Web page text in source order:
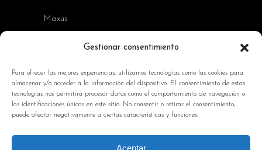
Gestionar consentimiento
Para ofrecer las mejores experiencias, utilizamos tecnologías como las cookies para
almacenar y/o acceder a la información del dispositivo. El consentimiento de estas
tecnologías nos permitirá procesar datos como el comportamiento de navegación o
las identificaciones únicas en este sitio. No consentir o retirar el consentimiento,
puede afectar negativamente a ciertas características y funciones.
Aceptar
Maxus
Workshop BMW Neue Klasse
Kia EV2 y Kia Seltos
Skoda Octavia RS
INFORMACIÓN DE INTERÉS